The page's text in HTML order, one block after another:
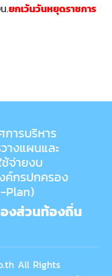
.ยกเว้นวันหยุดราชการ
การบริหาร
างแผนและ
ช้จ่ายงบ
ค์กรปกครอง
Plan)
งส่วนท้องถิ่น
All Rights